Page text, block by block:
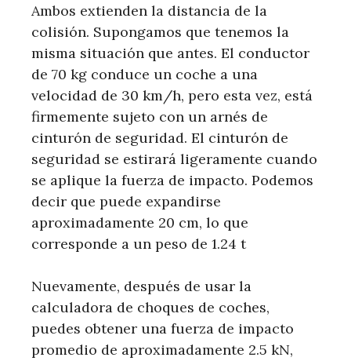
Ambos extienden la distancia de la
colisión. Supongamos que tenemos la
misma situación que antes. El conductor
de 70 kg conduce un coche a una
velocidad de 30 km/h, pero esta vez, está
firmemente sujeto con un arnés de
cinturón de seguridad. El cinturón de
seguridad se estirará ligeramente cuando
se aplique la fuerza de impacto. Podemos
decir que puede expandirse
aproximadamente 20 cm, lo que
corresponde a un peso de 1.24 t
Nuevamente, después de usar la
calculadora de choques de coches,
puedes obtener una fuerza de impacto
promedio de aproximadamente 2.5 kN,